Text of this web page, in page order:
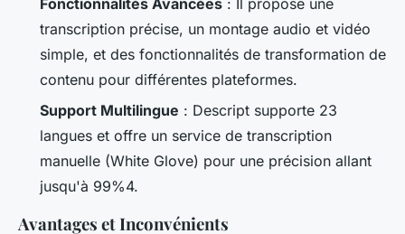
transcription précise, un montage audio et vidéo
simple, et des fonctionnalités de transformation de
contenu pour différentes plateformes.
Support Multilingue : Descript supporte 23
langues et offre un service de transcription
manuelle (White Glove) pour une précision allant
jusqu'à 99%4.
Avantages et Inconvénients